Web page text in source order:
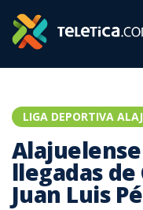
LIGA DEPORTIVA
llegadas
Juan Luis